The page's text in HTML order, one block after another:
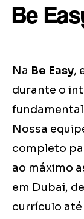
Be
Na Be Easy,
durante o
Nossa
completo
ao máximo
em Dubai,
currículo